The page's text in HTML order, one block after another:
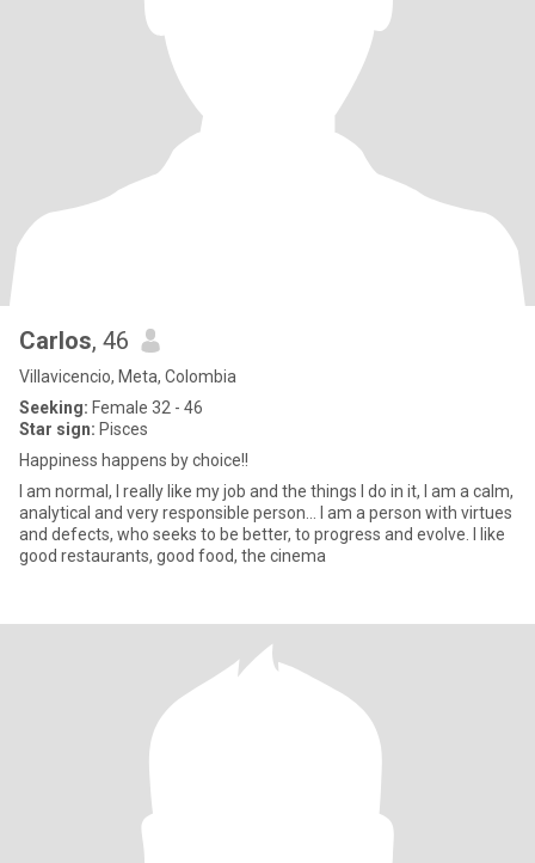
Carlos, 46
Villavicencio, Meta, Colombia
Seeking: Female 32 - 46
Star sign: Pisces
Happiness happens by choice!!
I am normal, I really like my job and the things I do in it, I am a calm,
analytical and very responsible person... I am a person with virtues
and defects, who seeks to be better, to progress and evolve. I like
good restaurants, good food, the cinema